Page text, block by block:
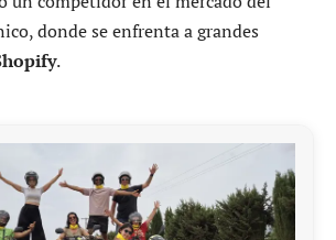
donde se enfrenta a grandes
.